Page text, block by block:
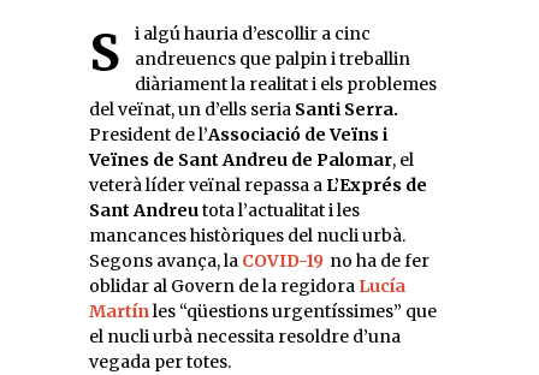
Si algú hauria d’escollir a cinc
andreuencs que palpin i treballin
diàriament la realitat i els problemes
del veïnat, un d’ells seria Santi Serra.
President de l’Associació de Veïns i
Veïnes de Sant Andreu de Palomar, el
veterà líder veïnal repassa a L’Exprés de
Sant Andreutota l’actualitat i les
mancances històriques del nucli urbà.
Segons avança, la COVID-19 no ha de fer
oblidar al Govern de la regidora Lucía
Martínles “qüestions urgentíssimes” que
el nucli urbà necessita resoldre d’una
vegada per totes.